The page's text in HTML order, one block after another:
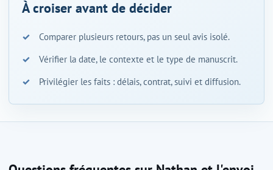
À croiser avant de décider
Comparer plusieurs retours, pas un seul avis isolé.
Vérifier la date, le contexte et le type de manuscrit.
Privilégier les faits : délais, contrat, suivi et diffusion.